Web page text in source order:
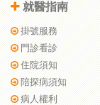
就醫指南
掛號服務
門診看診
住院須知
陪探病須知
病人權利